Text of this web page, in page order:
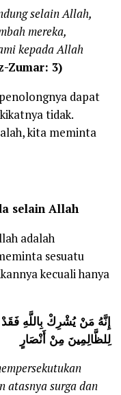
selain Allah,
mereka,
kepada Allah
Zumar: 3)
dapat
tidak.
kita meminta
selain Allah
adalah
sesuatu
kecuali hanya
إِنَّهُ مَنْ يُشْرِكْ بِاللَّهِ فَقَدْ
لِلظَّالِمِينَ مِنْ أَنْصَارٍ
atasnya surga dan